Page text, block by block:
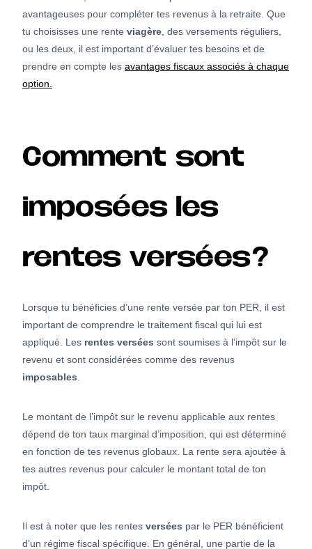
avantageuses pour compléter tes revenus à la retraite. Que
tu choisisses une rente viagère , des versements réguliers,
ou les deux, il est important d’évaluer tes besoins et de
prendre en compte les avantages fiscaux associés à chaque
option.
Comment sont
imposées les
rentes versées?
Lorsque tu bénéficies d’une rente versée par ton PER, il est
important de comprendre le traitement fiscal qui lui est
appliqué. Les rentes versées sont soumises à l’impôt sur le
revenu et sont considérées comme des revenus
imposables
Le montant de l’impôt sur le revenu applicable aux rentes
dépend de ton taux marginal d’imposition, qui est déterminé
en fonction de tes revenus globaux. La rente sera ajoutée à
tes autres revenus pour calculer le montant total de ton
impôt.
Il est à noter que les rentes versées par le PER bénéficient
d’un régime fiscal spécifique. En général, une partie de la